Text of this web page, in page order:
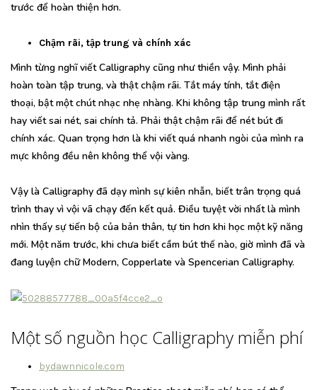
trước để hoàn thiện hơn.
Chậm rãi, tập trung và chính xác
Mình từng nghĩ viết Calligraphy cũng như thiền vậy. Mình phải
hoàn toàn tập trung, và thật chậm rãi. Tắt máy tính, tắt điện
thoại, bật một chút nhạc nhẹ nhàng. Khi không tập trung mình rất
hay viết sai nét, sai chính tả. Phải thật chậm rãi để nét bút đi
chính xác. Quan trọng hơn là khi viết quá nhanh ngòi của mình ra
mực không đều nên không thể vội vàng.
Vậy là Calligraphy đã dạy mình sự kiên nhẫn, biết trân trọng quá
trình thay vì vội vã chạy đến kết quả. Điều tuyệt vời nhất là mình
nhìn thấy sự tiến bộ của bản thân, tự tin hơn khi học một kỹ năng
mới. Một năm trước, khi chưa biết cầm bút thế nào, giờ mình đã và
đang luyện chữ Modern, Copperlate và Spencerian Calligraphy.
Một số nguồn học Calligraphy miễn phí
bydawnnicole.com